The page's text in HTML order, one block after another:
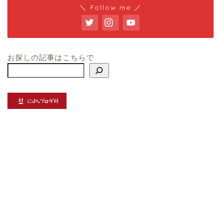
＼ Follow me ／
お探しの記事はこちらで